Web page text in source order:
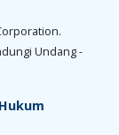
Undang -